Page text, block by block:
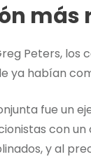
Peters, los
ya habían
fue un
con
y al